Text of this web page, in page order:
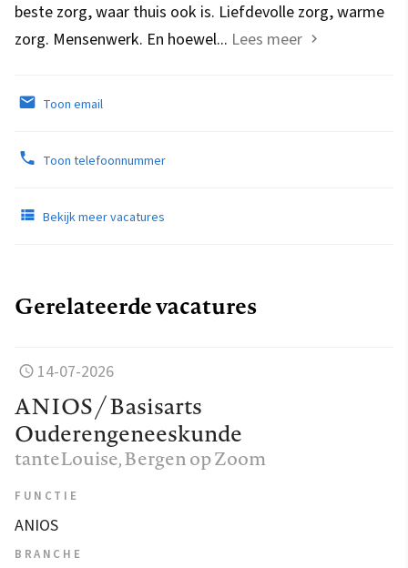
beste zorg, waar thuis ook is. Liefdevolle zorg, warme
zorg. Mensenwerk. En hoewel... Lees meer
Toon email
Toon telefoonnummer
Bekijk meer vacatures
Gerelateerde vacatures
14-07-2026
ANIOS / Basisarts
Ouderengeneeskunde
tanteLouise, Bergen op Zoom
FUNCTIE
ANIOS
BRANCHE